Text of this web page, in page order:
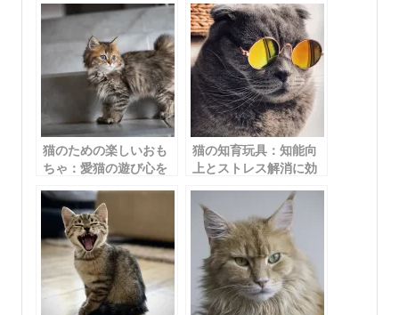
猫のための楽しいおも
ちゃ：愛猫の遊び心を
猫の知育玩具：知能向
上とストレス解消に効